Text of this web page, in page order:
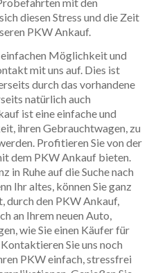
diesen Stress und die Zeit
PKW Ankauf.
Möglichkeit und
mit uns auf. Dies ist
durch das vorhandene
natürlich auch
ist eine einfache und
ihren Gebrauchtwagen, zu
Profitieren Sie von der
dem PKW Ankauf bieten.
in Ruhe auf die Suche nach
Ihr altes, können Sie ganz
durch den PKW Ankauf,
an Ihrem neuen Auto,
wie Sie einen Käufer für
Sie uns noch
PKW einfach, stressfrei